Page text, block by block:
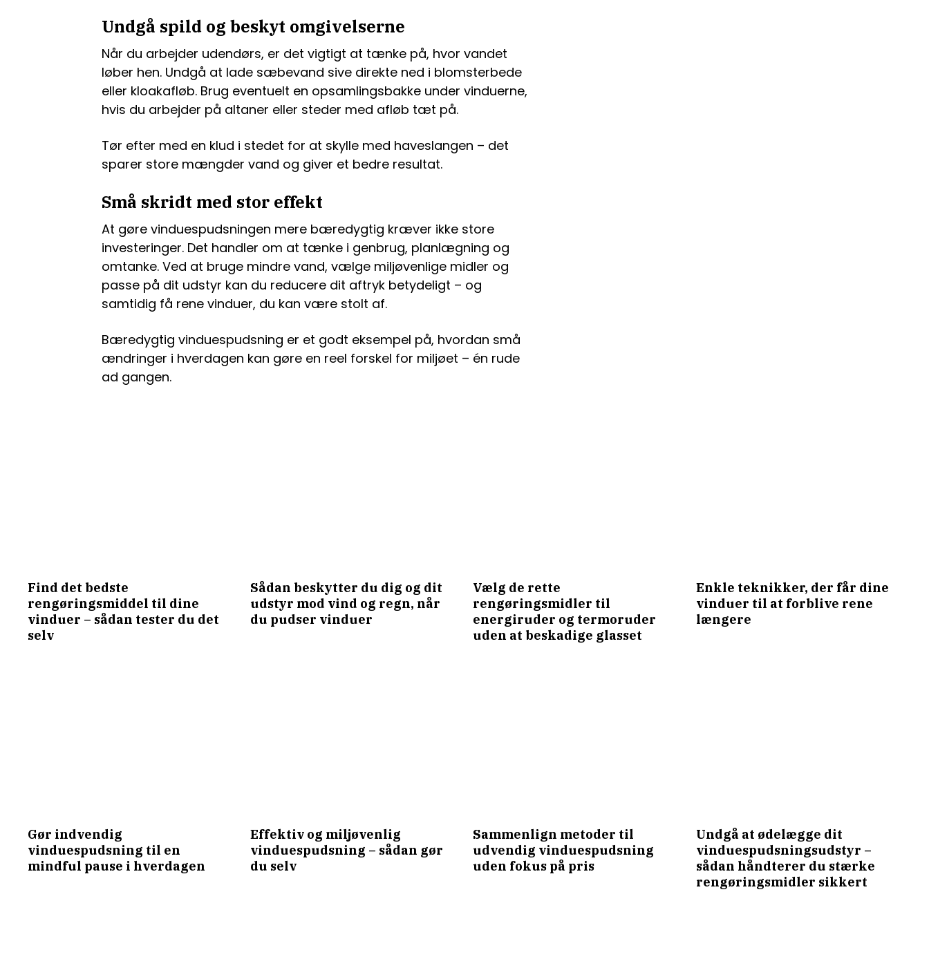
Undgå spild og beskyt omgivelserne
Når du arbejder udendørs, er det vigtigt at tænke på, hvor vandet
løber hen. Undgå at lade sæbevand sive direkte ned i blomsterbede
eller kloakafløb. Brug eventuelt en opsamlingsbakke under vinduerne,
hvis du arbejder på altaner eller steder med afløb tæt på.
Tør efter med en klud i stedet for at skylle med haveslangen – det
sparer store mængder vand og giver et bedre resultat.
Små skridt med stor effekt
At gøre vinduespudsningen mere bæredygtig kræver ikke store
investeringer. Det handler om at tænke i genbrug, planlægning og
omtanke. Ved at bruge mindre vand, vælge miljøvenlige midler og
passe på dit udstyr kan du reducere dit aftryk betydeligt – og
samtidig få rene vinduer, du kan være stolt af.
Bæredygtig vinduespudsning er et godt eksempel på, hvordan små
ændringer i hverdagen kan gøre en reel forskel for miljøet – én rude
ad gangen.
Find det bedste
rengøringsmiddel til dine
vinduer – sådan tester du det
selv
Sådan beskytter du dig og dit
udstyr mod vind og regn, når
du pudser vinduer
Vælg de rette
rengøringsmidler til
energiruder og termoruder
uden at beskadige glasset
Enkle teknikker, der får dine
vinduer til at forblive rene
længere
Gør indvendig
vinduespudsning til en
mindful pause i hverdagen
Effektiv og miljøvenlig
vinduespudsning – sådan gør
du selv
Sammenlign metoder til
udvendig vinduespudsning
uden fokus på pris
Undgå at ødelægge dit
vinduespudsningsudstyr –
sådan håndterer du stærke
rengøringsmidler sikkert